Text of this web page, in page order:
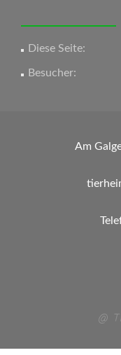
Diese Seite:
Besucher:
Am
@